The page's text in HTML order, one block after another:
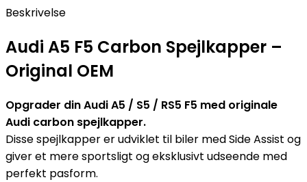
Beskrivelse
Audi A5 F5 Carbon Spejlkapper –
Original OEM
Opgrader din Audi A5 / S5 / RS5 F5 med originale
Audi carbon spejlkapper.
Disse spejlkapper er udviklet til biler med Side Assist og
giver et mere sportsligt og eksklusivt udseende med
perfekt pasform.